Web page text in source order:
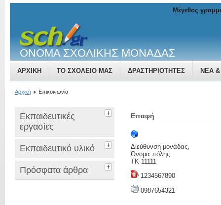
ΟΝΟΜΑ ΣΧΟΛΙΚΗΣ ΜΟΝΑΔΑΣ
ΑΡΧΙΚΉ ΤΟ ΣΧΟΛΕΊΟ ΜΑΣ ΔΡΑΣΤΗΡΙΌΤΗΤΕΣ ΝΈΑ
Μέγεθος
Αρχική Επικοινωνία
Εκπαιδευτικές
εργασίες
Εκπαιδευτικό υλικό
Πρόσφατα άρθρα
Επαφή
Διεύθυνση μονάδας,
Όνομα πόλης
ΤΚ 11111
1234567890
0987654321